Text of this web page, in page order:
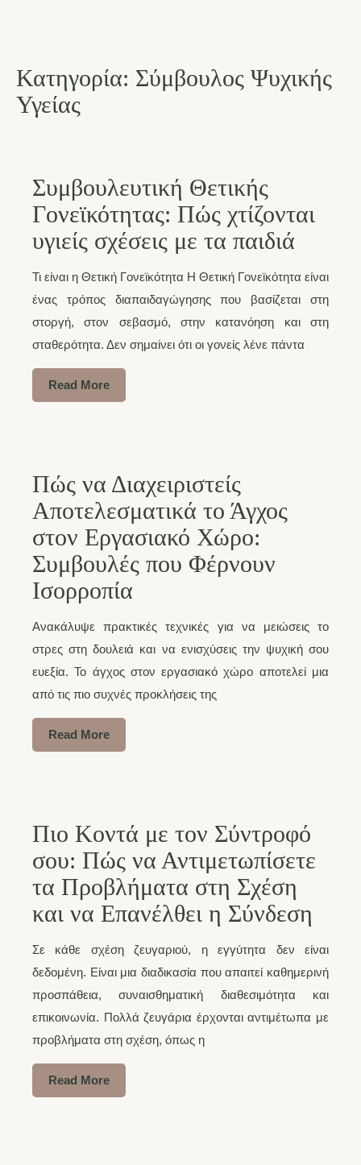
Κατηγορία: Σύμβουλος Ψυχικής
Υγείας
Συμβουλευτική Θετικής
Γονεϊκότητας: Πώς χτίζονται
υγιείς σχέσεις με τα παιδιά
Τι είναι η Θετική Γονεϊκότητα Η Θετική Γονεϊκότητα είναι
ένας τρόπος διαπαιδαγώγησης που βασίζεται στη
στοργή, στον σεβασμό, στην κατανόηση και στη
σταθερότητα. Δεν σημαίνει ότι οι γονείς λένε πάντα
Read More
Πώς να Διαχειριστείς
Αποτελεσματικά το Άγχος
στον Εργασιακό Χώρο:
Συμβουλές που Φέρνουν
Ισορροπία
Ανακάλυψε πρακτικές τεχνικές για να μειώσεις το
στρες στη δουλειά και να ενισχύσεις την ψυχική σου
ευεξία. Το άγχος στον εργασιακό χώρο αποτελεί μια
από τις πιο συχνές προκλήσεις της
Read More
Πιο Κοντά με τον Σύντροφό
σου: Πώς να Αντιμετωπίσετε
τα Προβλήματα στη Σχέση
και να Επανέλθει η Σύνδεση
Σε κάθε σχέση ζευγαριού, η εγγύτητα δεν είναι
δεδομένη. Είναι μια διαδικασία που απαιτεί καθημερινή
προσπάθεια, συναισθηματική διαθεσιμότητα και
επικοινωνία. Πολλά ζευγάρια έρχονται αντιμέτωπα με
προβλήματα στη σχέση, όπως η
Read More